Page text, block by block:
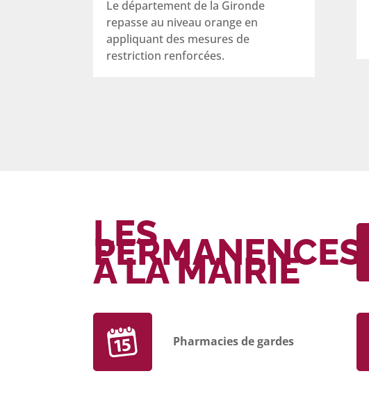
Le département de la Gironde
repasse au niveau orange en
appliquant des mesures de
restriction renforcées.
LES
PERMANENCES
À LA MAIRIE
Pharmacies de gardes